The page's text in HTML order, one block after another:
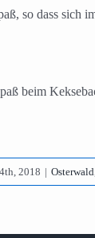
so dass sich
beim
2018 | Osterwald